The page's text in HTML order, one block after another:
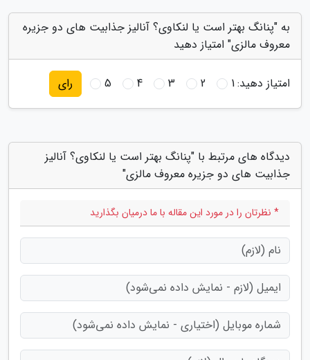
به "پنانگ بهتر است یا لنکاوی؟ آنالیز جذابیت های دو جزیره
معروف مالزی" امتیاز دهید
امتیاز دهید:1
2
3
4
5 رای
دیدگاه های مرتبط با "پنانگ بهتر است یا لنکاوی؟ آنالیز
جذابیت های دو جزیره معروف مالزی"
* نظرتان را در مورد این مقاله با ما درمیان بگذارید